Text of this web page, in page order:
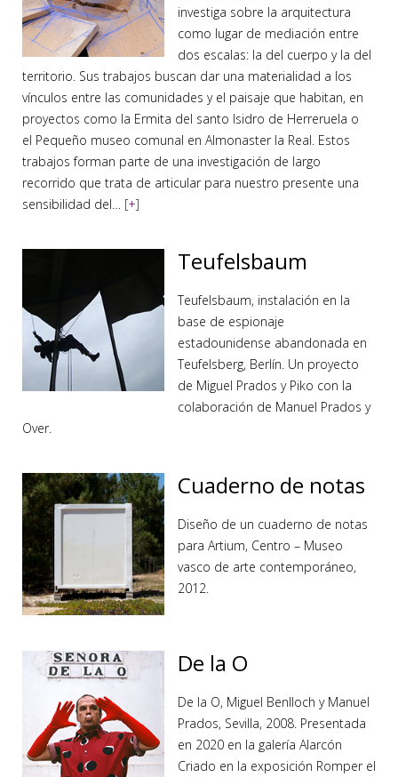
investiga sobre la arquitectura
como lugar de mediación entre
dos escalas: la del cuerpo y la del
territorio. Sus trabajos buscan dar una materialidad a los
vínculos entre las comunidades y el paisaje que habitan, en
proyectos como la Ermita del santo Isidro de Herreruela o
el Pequeño museo comunal en Almonaster la Real. Estos
trabajos forman parte de una investigación de largo
recorrido que trata de articular para nuestro presente una
sensibilidad del… [+]
Teufelsbaum
Teufelsbaum, instalación en la
base de espionaje
estadounidense abandonada en
Teufelsberg, Berlín. Un proyecto
de Miguel Prados y Piko con la
colaboración de Manuel Prados y
Over.
Cuaderno de notas
Diseño de un cuaderno de notas
para Artium, Centro – Museo
vasco de arte contemporáneo,
2012.
De la O
De la O, Miguel Benlloch y Manuel
Prados, Sevilla, 2008. Presentada
en 2020 en la galería Alarcón
Criado en la exposición Romper el